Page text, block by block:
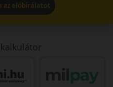
az előbírálatot